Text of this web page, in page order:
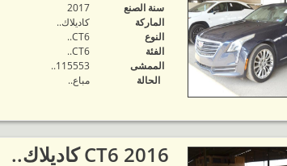
سنة الصنع
2017
الماركة
كاديلاك..
النوع
CT6..
الفئة
CT6..
الممشى
115553..
الحالة
مباع..
2016 CT6 كاديلاك..